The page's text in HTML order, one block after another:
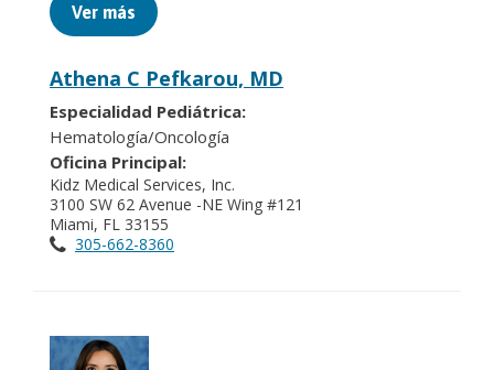
Ver más
Athena C Pefkarou, MD
Especialidad Pediátrica:
Hematología/Oncología
Oficina Principal:
Kidz Medical Services, Inc.
3100 SW 62 Avenue -NE Wing #121
Miami, FL 33155
305-662-8360